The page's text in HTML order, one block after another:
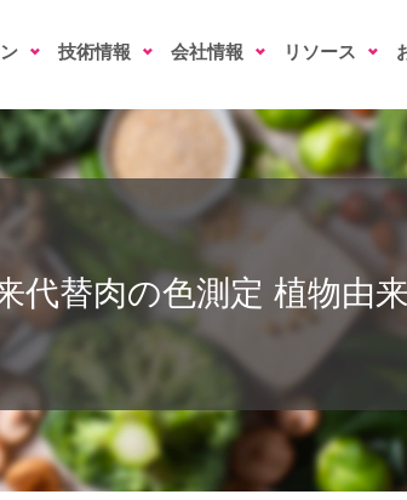
技術情報 会社情報 リソース
代替肉の色測定 植物由